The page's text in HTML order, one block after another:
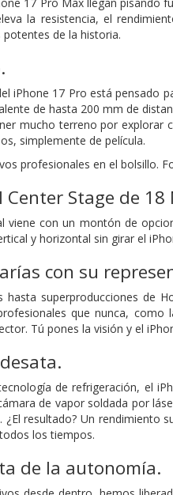
17 Pro Max llegan pisando
la resistencia, el
de la historia.
iPhone 17 Pro está pensado
de hasta 200 mm de
mucho terreno por
simplemente de película.
profesionales en el bolsillo.
Stage de 18
viene con un montón de
y horizontal sin girar el
con su
hasta superproducciones de
que nunca,
Tú pones la visión y el
de refrigeración, el
de vapor soldada por
¿El resultado? Un
los tiempos.
de la autonomía.